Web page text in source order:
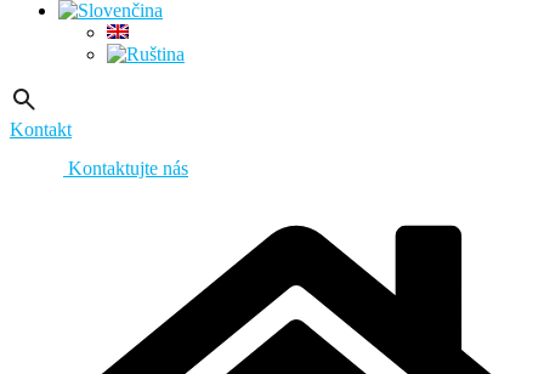
Kontakt
Kontaktujte nás